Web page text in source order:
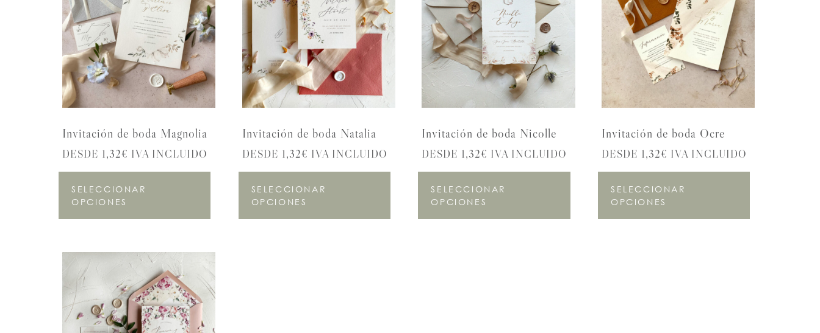
Invitación de boda Magnolia
DESDE 1,32€ IVA INCLUIDO
SELECCIONAR
OPCIONES
Invitación de boda Natalia
DESDE 1,32€ IVA INCLUIDO
SELECCIONAR
OPCIONES
Invitación de boda Nicolle
DESDE 1,32€ IVA INCLUIDO
SELECCIONAR
OPCIONES
Invitación de boda Ocre
DESDE 1,32€ IVA INCLUIDO
SELECCIONAR
OPCIONES